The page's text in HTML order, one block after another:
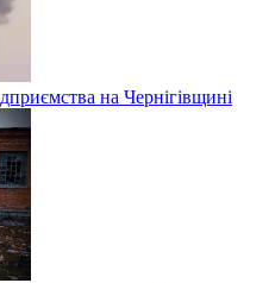
на Чернігівщині